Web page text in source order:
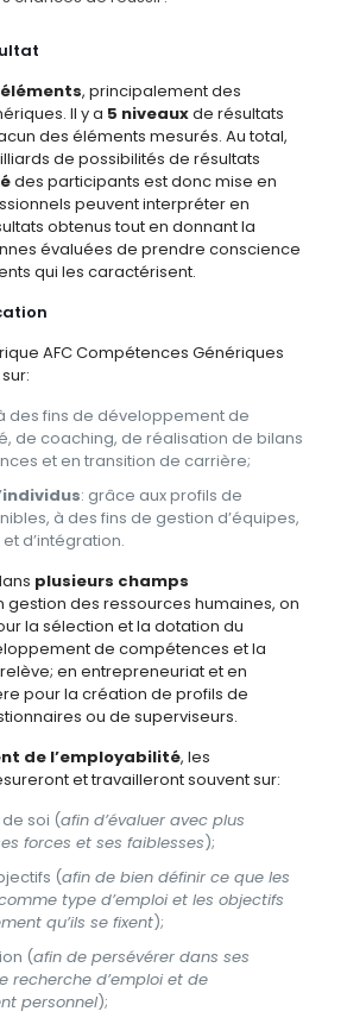
éléments, principalement des
Il y a 5 niveauxde résultats
des éléments mesurés. Au total,
de possibilités de résultats
des participants est donc mise en
peuvent interpréter en
obtenus tout en donnant la
évaluées de prendre conscience
qui les caractérisent.
AFC Compétences Génériques
des fins de développement de
de coaching, de réalisation de bilans
et en transition de carrière;
: grâce aux profils de
à des fins de gestion d’équipes,
d’intégration.
plusieurs champs
gestion des ressources humaines, on
la sélection et la dotation du
de compétences et la
en entrepreneuriat et en
pour la création de profils de
ou de superviseurs.
de l’employabilité, les
et travailleront souvent sur:
soi (afin d’évaluer avec plus
forces et ses faiblesses);
(afin de bien définir ce que les
type d’emploi et les objectifs
qu’ils se fixent);
(afin de persévérer dans ses
recherche d’emploi et de
personnel);